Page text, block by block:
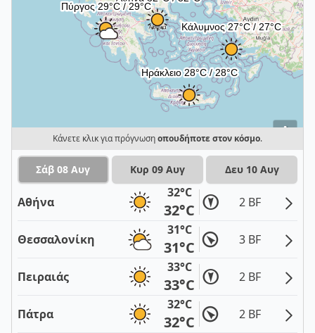
i
Κάνετε κλικ για πρόγνωσηοπουδήποτε στον κόσμο.
Σάβ 08 Αυγ Κυρ 09 Αυγ Δευ 10 Αυγ
Αθήνα
32°C
32°C 2 BF
Θεσσαλονίκη
31°C
31°C 3 BF
Πειραιάς
33°C
33°C 2 BF
Πάτρα
32°C
32°C 2 BF